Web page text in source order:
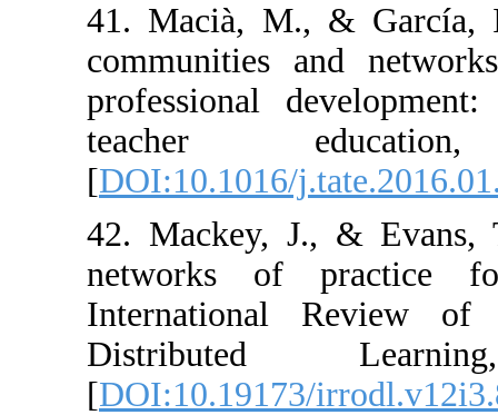
41. Macià,
communities
professional
teacher
[DOI:10.1016/
42. Mackey,
networks of
International
[